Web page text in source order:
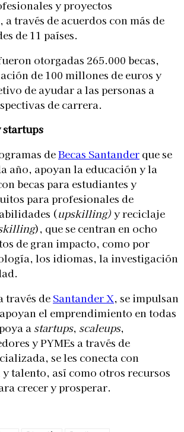
y proyectos
a través de acuerdos con más de
de 11 países.
otorgadas 265.000 becas,
de 100 millones de euros y
de ayudar a las personas a
de carrera.
deBecas Santander que se
año, apoyan la educación y la
becas para estudiantes y
para profesionales de
(upskilling) y reciclaje
), que se centran en ocho
de gran impacto, como por
los idiomas, la investigación
través de Santander X, se impulsan
el emprendimiento en todas
a startups, scaleups,
y PYMEs a través de
se les conecta con
talento, así como otros recursos
crecer y prosperar.